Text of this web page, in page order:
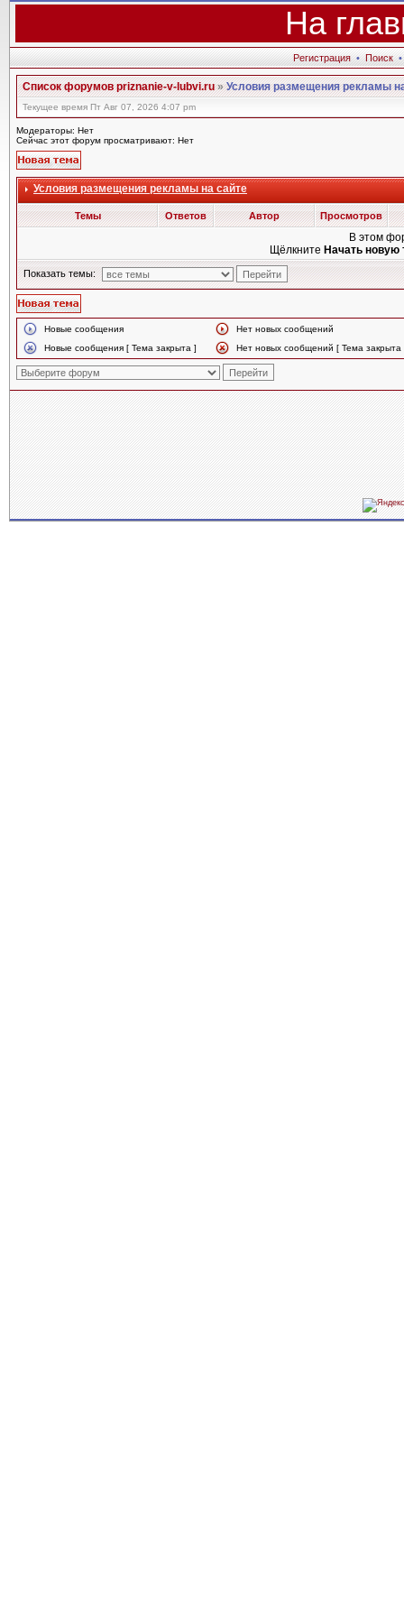
На
Регистрация • Поиск •
Список форумов priznanie-v-lubvi.ru»Условия размещения рекламы
Текущее время Пт Авг 07, 2026 4:07 pm
Модераторы: Нет
Сейчас этот форум просматривают: Нет
Условия размещения рекламы на сайте
Темы Ответов Автор Просмотров
В этом
Щёлкните Начать новую
Показать темы:
Новые сообщения
Нет новых сообщений
Новые сообщения [ Тема закрыта ]
Нет новых сообщений [ Тема закрыта